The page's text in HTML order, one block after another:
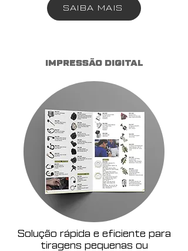
SAIBA MAIS
IMPRESSÃO DIGITAL
Solução rápida e eficiente para
tiragens pequenas ou